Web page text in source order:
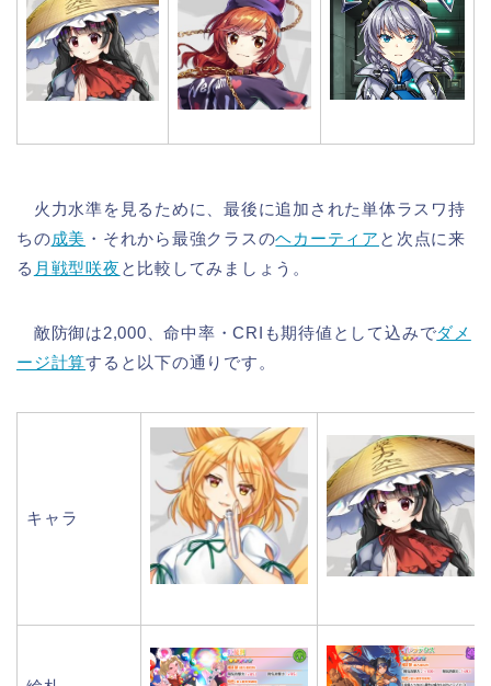
火力水準を見るために、最後に追加された単体ラスワ持
ちの成美 ・それから最強クラスのヘカーティア と次点に来
る 月戦型咲夜 と比較してみましょう。
敵防御は2,000、命中率・CRIも期待値として込みでダメ
ージ計算すると以下の通りです。
キャラ